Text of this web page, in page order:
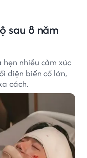
sau 8 năm
hẹn nhiều cảm xúc
diện biến cố lớn,
cách.